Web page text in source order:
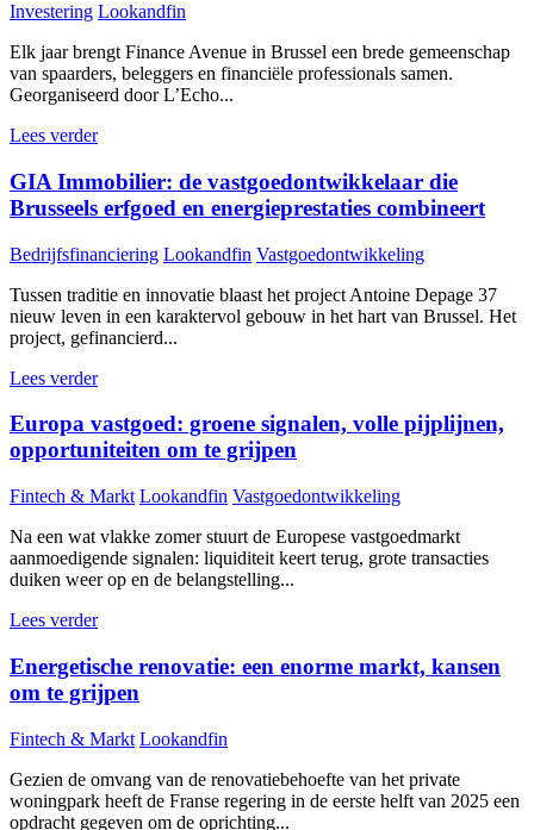
Investering Lookandfin
Elk jaar brengt Finance Avenue in Brussel een brede gemeenschap
van spaarders, beleggers en financiële professionals samen.
Georganiseerd door L’Echo...
Lees verder
GIA Immobilier: de vastgoedontwikkelaar die
Brusseels erfgoed en energieprestaties combineert
Bedrijfsfinanciering Lookandfin Vastgoedontwikkeling
Tussen traditie en innovatie blaast het project Antoine Depage 37
nieuw leven in een karaktervol gebouw in het hart van Brussel. Het
project, gefinancierd...
Lees verder
Europa vastgoed: groene signalen, volle pijplijnen,
opportuniteiten om te grijpen
Fintech & Markt Lookandfin Vastgoedontwikkeling
Na een wat vlakke zomer stuurt de Europese vastgoedmarkt
aanmoedigende signalen: liquiditeit keert terug, grote transacties
duiken weer op en de belangstelling...
Lees verder
Energetische renovatie: een enorme markt, kansen
om te grijpen
Fintech & Markt Lookandfin
Gezien de omvang van de renovatiebehoefte van het private
woningpark heeft de Franse regering in de eerste helft van 2025 een
opdracht gegeven om de oprichting...